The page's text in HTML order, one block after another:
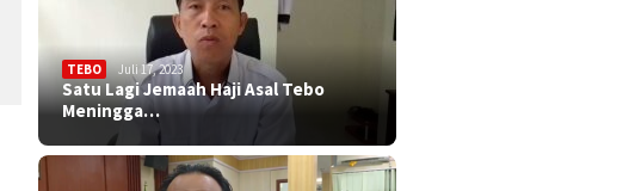
TEBO Juli 17, 2023
Satu Lagi Jemaah Haji Asal Tebo
Meningga…